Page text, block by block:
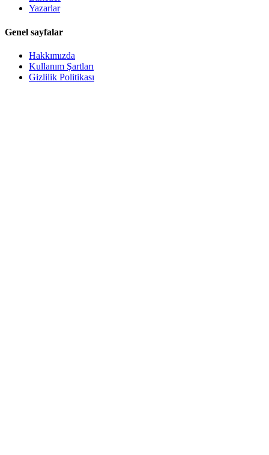
Yazarlar
Genel sayfalar
Hakkımızda
Kullanım Şartları
Gizlilik Politikası